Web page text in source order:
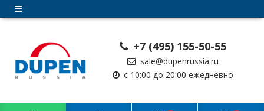
+7 (495) 155-50-55
sale@dupenrussia.ru
с 10:00 до 20:00 ежедневно